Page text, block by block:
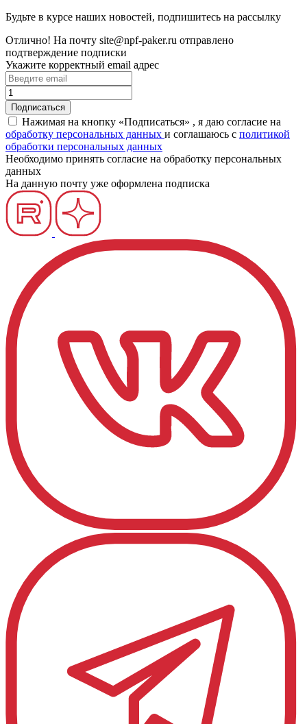
Будьте в курсе наших новостей, подпишитесь на рассылку
Отлично! На почту site@npf-paker.ru отправлено
подтверждение подписки
Укажите корректный email адрес
Нажимая на кнопку «Подписаться» , я даю согласие на
обработку персональных данных и соглашаюсь c политикой
обработки персональных данных
Необходимо принять согласие на обработку персональных
данных
На данную почту уже оформлена подписка